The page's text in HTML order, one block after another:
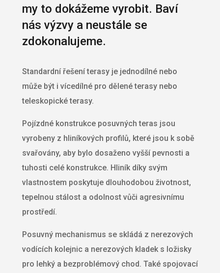
my to dokážeme vyrobit. Baví
nás výzvy a neustále se
zdokonalujeme.
Standardní řešení terasy je jednodílné nebo
může být i vícedílné pro dělené terasy nebo
teleskopické terasy.
Pojízdné konstrukce posuvných teras jsou
vyrobeny z hliníkových profilů, které jsou k sobě
svařovány, aby bylo dosaženo vyšší pevnosti a
tuhosti celé konstrukce. Hliník díky svým
vlastnostem poskytuje dlouhodobou životnost,
tepelnou stálost a odolnost vůči agresivnímu
prostředí.
Posuvný mechanismus se skládá z nerezových
vodících kolejnic a nerezových kladek s ložisky
pro lehký a bezproblémový chod. Také spojovací